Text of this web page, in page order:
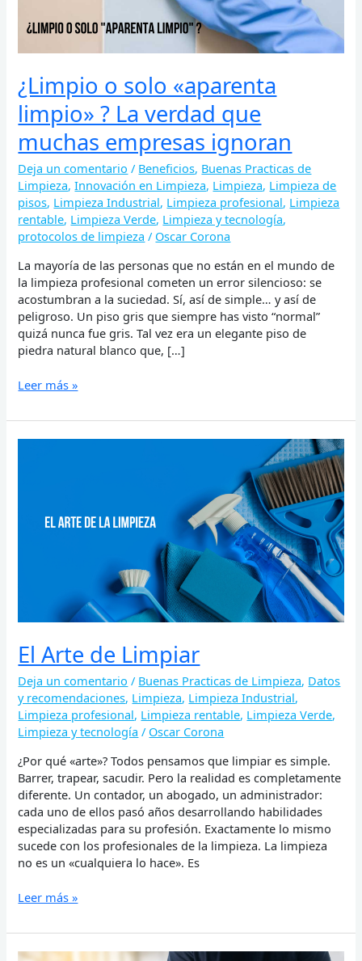
¿Limpio o solo «aparenta
limpio» ? La verdad que
muchas empresas ignoran
Deja un comentario / Beneficios, Buenas Practicas de
Limpieza,Innovación en Limpieza, Limpieza, Limpieza de
pisos, Limpieza Industrial, Limpieza profesional, Limpieza
rentable, Limpieza Verde, Limpieza y tecnología,
protocolos de limpieza / Oscar Corona
La mayoría de las personas que no están en el mundo de
la limpieza profesional cometen un error silencioso: se
acostumbran a la suciedad. Sí, así de simple… y así de
peligroso. Un piso gris que siempre has visto “normal”
quizá nunca fue gris. Tal vez era un elegante piso de
piedra natural blanco que, […]
muchas
Leer más »
El Arte de Limpiar
Deja un comentario / Buenas Practicas de Limpieza, Datos
y recomendaciones, Limpieza, Limpieza Industrial,
Limpieza profesional, Limpieza rentable, Limpieza Verde,
Limpieza y tecnología / Oscar Corona
¿Por qué «arte»? Todos pensamos que limpiar es simple.
Barrer, trapear, sacudir. Pero la realidad es completamente
diferente. Un contador, un abogado, un administrador:
cada uno de ellos pasó años desarrollando habilidades
especializadas para su profesión. Exactamente lo mismo
sucede con los profesionales de la limpieza. La limpieza
no es un «cualquiera lo hace». Es
Leer más »